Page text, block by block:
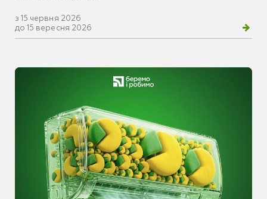
з 15 червня 2026
до 15 вересня 2026